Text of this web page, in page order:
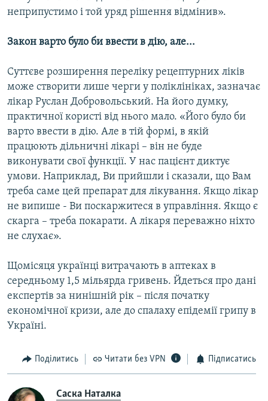
неприпустимо і той уряд рішення відмінив».
Закон варто було би ввести в дію, але...
Суттєве розширення переліку рецептурних ліків
може створити лише черги у поліклініках, зазначає
лікар Руслан Добровольський. На його думку,
практичної користі від нього мало. «Його було би
варто ввести в дію. Але в тій формі, в якій
працюють дільничні лікарі – він не буде
виконувати свої функції. У нас пацієнт диктує
умови. Наприклад, Ви прийшли і сказали, що Вам
треба саме цей препарат для лікування. Якщо лікар
не випише - Ви поскаржитеся в управління. Якщо є
скарга – треба покарати. А лікаря переважно ніхто
не слухає».
Щомісяця українці витрачають в аптеках в
середньому 1,5 мільярда гривень. Йдеться про дані
експертів за нинішній рік – після початку
економічної кризи, але до спалаху епідемії грипу в
Україні.
Поділитись Читати без VPN Підписатись
Саска Наталка